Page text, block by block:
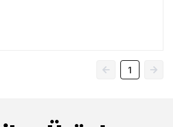
1